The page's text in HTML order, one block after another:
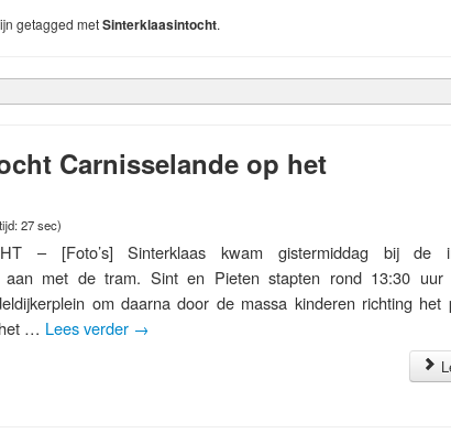
getagged metSinterklaasintocht.
Carnisselande op het
27 sec)
– [Foto’s] Sinterklaas kwam gistermiddag bij de
aan met de tram. Sint en Pieten stapten rond 13:30
om daarna door de massa kinderen richting het
… Lees verder →